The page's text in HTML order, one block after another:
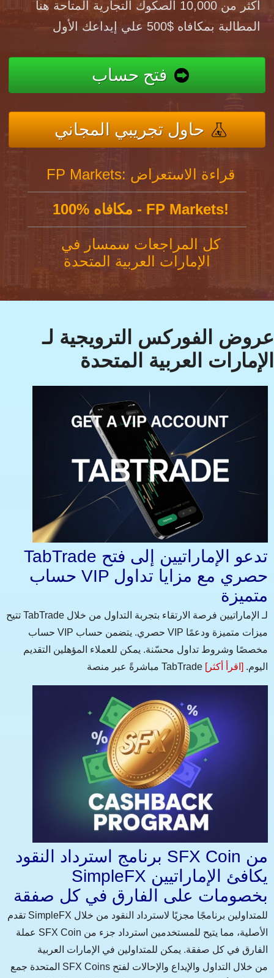
أكثر من 10,000 الصكوك التجارية المتاحة هنا
المطالبة بمكافاه $500 علي إيداعك الأول
فتح حساب
حاول تجريبي المجاني
FP Markets: قراءة الاستعراض
100% مكافاه - FP Markets!
كل المراجعات سمسار في
الإمارات العربية المتحدة
عروض الفوركس الترويجية لـ
الإمارات العربية المتحدة
TabTrade تدعو الإماراتيين إلى فتح
حساب VIP حصري مع مزايا تداول
متميزة
تتيح TabTrade لـ الإماراتيين فرصة الارتقاء بتجربة التداول من خلال
حساب VIP حصري. يتضمن حساب VIP ميزات متميزة ودعمًا
مخصصًا وشروط تداول محسّنة. يمكن للعملاء المؤهلين التقديم
مباشرةً عبر منصة TabTrade اليوم. [اقرأ أكثر]
برنامج استرداد النقود SFX Coin من
SimpleFX يكافئ الإماراتيين
بخصومات على الفارق في كل صفقة
تقدم SimpleFX للمتداولين برنامجًا مجزيًا لاسترداد النقود من خلال
عملة SFX Coin الأصلية، مما يتيح للمستخدمين استرداد جزء من
الفارق في كل صفقة. يمكن للمتداولين في الإمارات العربية
المتحدة جمع SFX Coins من خلال التداول والإيداع والإحالات لفتح